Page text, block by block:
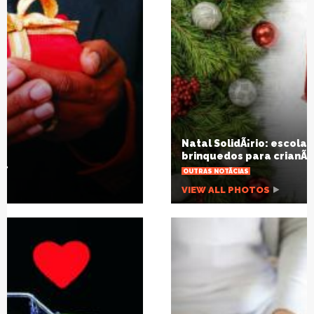
Natal SolidÃ¡rio: escola arrecadarÃ¡
brinquedos para crianÃ§as carentes
OUTRAS NOTÃ­CIAS